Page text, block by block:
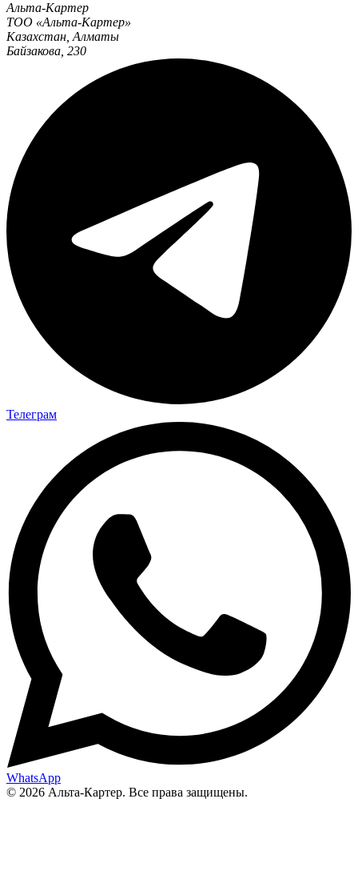
Альта-Картер
ТОО «Альта-Картер»
Казахстан Алматы
Байзакова, 230
Телеграм
WhatsApp
© 2026 Альта-Картер. Все права защищены.